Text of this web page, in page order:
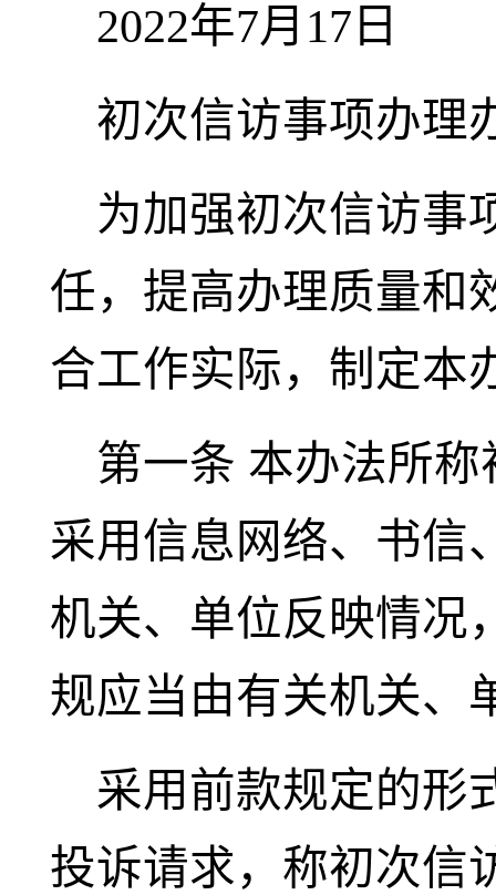
2022年7月17日
初次信访事项办理
为加强初次信访事
任，提高办理质量和
合工作实际，制定本
第一条 本办法所
采用信息网络、书信
机关、单位反映情况
规应当由有关机关、
采用前款规定的形
投诉请求，称初次信